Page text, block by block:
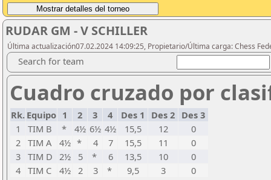
RUDAR GM - V SCHILLER
Última actualización07.02.2024 14:09:25, Propietario/Última carga: Chess
Search for team
Cuadro cruzado por
Rk. Equipo 1 2 3 4 Des 1 Des 2 Des 3
1
TIM B * 4½ 6½ 4½ 15,5 12
0
2 TIM A 4½ * 4 7 15,5 11
0
3 TIM D 2½ 5 * 6 13,5 10
0
4 TIM C 4½ 2 3 * 9,5 3 0